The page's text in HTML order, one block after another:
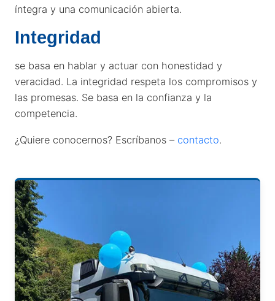
íntegra y una comunicación abierta.
Integridad
se basa en hablar y actuar con honestidad y
veracidad. La integridad respeta los compromisos y
las promesas. Se basa en la confianza y la
competencia.
¿Quiere conocernos? Escríbanos – contacto.